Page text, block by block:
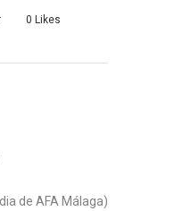
0 Likes
de AFA Málaga)